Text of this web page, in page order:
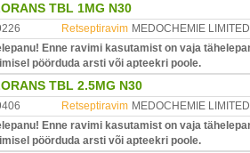
TBL 1MG N30
Retseptiravim MEDOCHEMIE LIMITED
Enne ravimi kasutamist on vaja
pöörduda arsti või apteekri poole.
TBL 2.5MG N30
Retseptiravim MEDOCHEMIE LIMITED
Enne ravimi kasutamist on vaja
pöörduda arsti või apteekri poole.